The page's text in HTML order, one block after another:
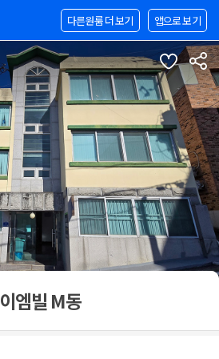
앱으로 보기
다른원룸 더 보기
이엠빌 M동